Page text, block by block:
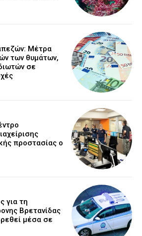
Μέτρα
των θυμάτων,
σε
προστασίας ο
για τη
Βρετανίδας
μέσα σε